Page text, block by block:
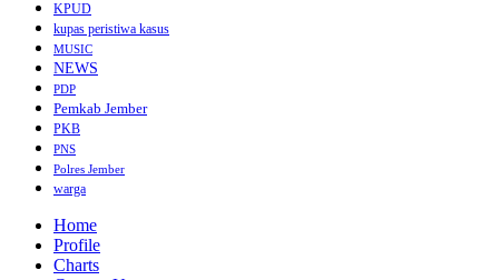
KPUD
kupas peristiwa kasus
MUSIC
NEWS
PDP
Pemkab Jember
PKB
PNS
Polres Jember
warga
Home
Profile
Charts